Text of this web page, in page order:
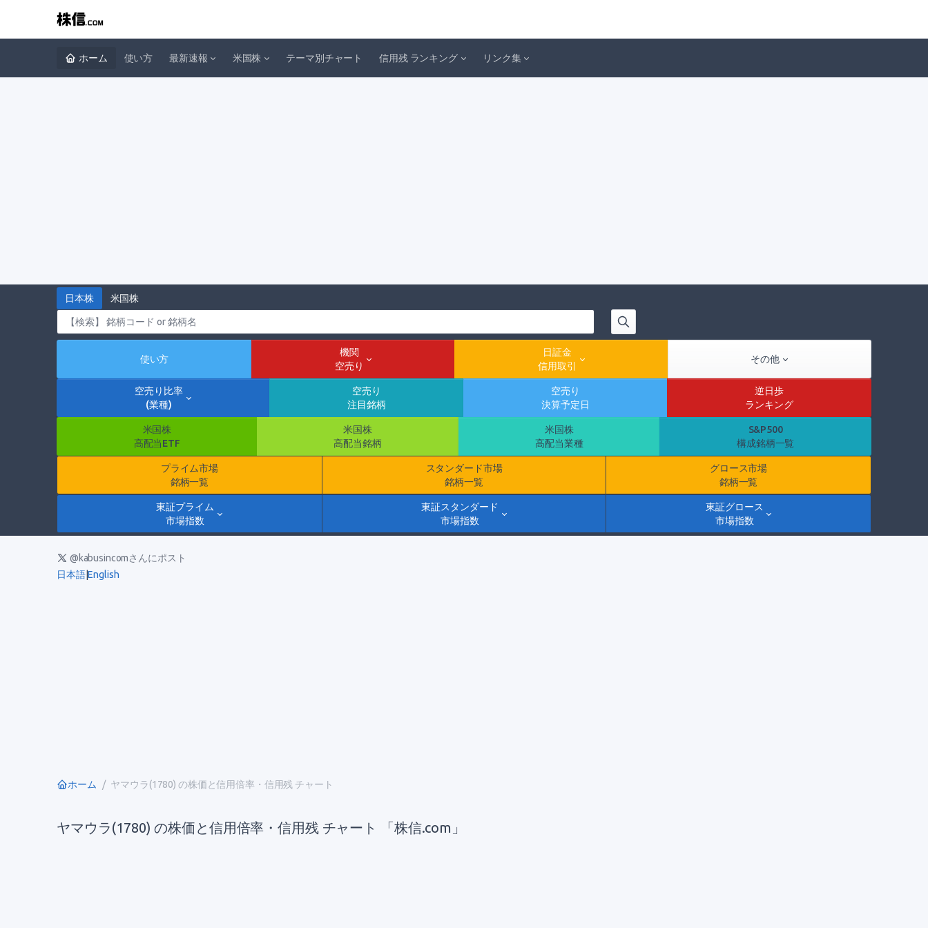
ホーム 使い方 最新速報 米国株 テーマ別チャート 信用残 ランキング リンク集
日本株 米国株
使い方
機関
空売り
日証金
信用取引
その他
空売り比率
(業種)
空売り
注目銘柄
空売り
決算予定日
逆日歩
ランキング
米国株
高配当ETF
米国株
高配当銘柄
米国株
高配当業種
S&P500
構成銘柄一覧
プライム市場
銘柄一覧
スタンダード市場
銘柄一覧
グロース市場
銘柄一覧
東証プライム
市場指数
東証スタンダード
市場指数
東証グロース
市場指数
@kabusincomさんにポスト
日本語|English
ホーム ヤマウラ(1780) の株価と信用倍率・信用残 チャート
ヤマウラ(1780) の株価と信用倍率・信用残 チャート 「株信.com」